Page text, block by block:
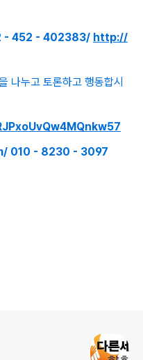
- 452 - 402383/ http://
나누고 토론하고 행동합시
010 - 8230 - 3097